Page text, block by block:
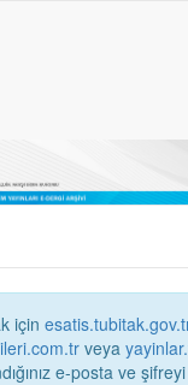
için
veya
e-posta ve şifreyi